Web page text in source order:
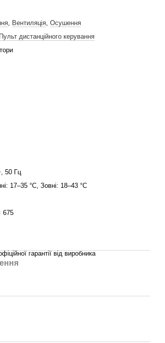
, Вентиляція, Осушення
Пульт дистанційного керування
50 Гц
17–35 °C, Зовні: 18–43 °C
675
гарантії від виробника